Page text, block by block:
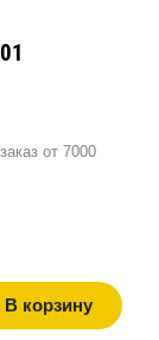
от 7000
В корзину